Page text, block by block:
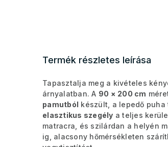
Termék részletes leírása
Tapasztalja meg a kivételes
árnyalatban. A 90 × 200 cm
pamutból készült, a lepedő
elasztikus szegély a teljes
matracra, és szilárdan a helyén
ig, alacsony hőmérsékleten